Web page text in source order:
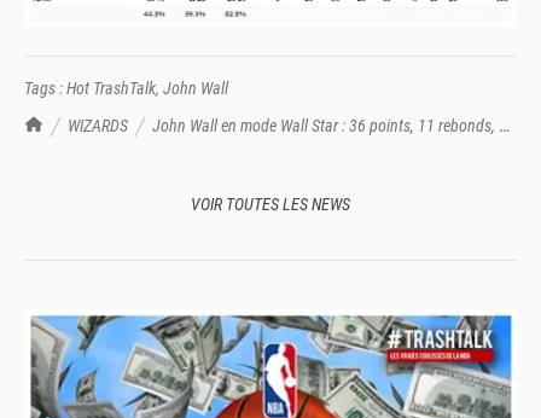
TrashTalk Actu NBA
WIZARDS
John Wall en mode Wall Star : 36 points, 11 rebonds, 9
Tags :Hot TrashTalk, John Wall
VOIR TOUTES LES NEWS